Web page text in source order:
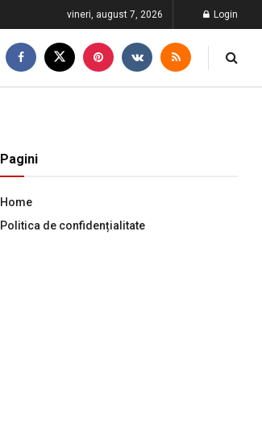
vineri, august 7, 2026 Login
Pagini
Home
Politica de confidențialitate